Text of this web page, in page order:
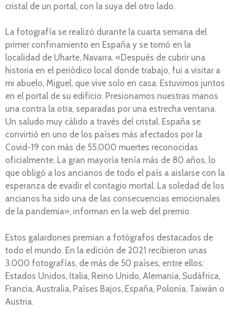
cristal de un portal, con la suya del otro lado.
La fotografía se realizó durante la cuarta semana del
primer confinamiento en España y se tomó en la
localidad de Uharte, Navarra. «Después de cubrir una
historia en el periódico local donde trabajo, fui a visitar a
mi abuelo, Miguel, que vive solo en casa. Estuvimos juntos
en el portal de su edificio. Presionamos nuestras manos
una contra la otra, separadas por una estrecha ventana.
Un saludo muy cálido a través del cristal. España se
convirtió en uno de los países más afectados por la
Covid-19 con más de 55.000 muertes reconocidas
oficialmente. La gran mayoría tenía más de 80 años, lo
que obligó a los ancianos de todo el país a aislarse con la
esperanza de evadir el contagio mortal. La soledad de los
ancianos ha sido una de las consecuencias emocionales
de la pandemia», informan en la web del premio.
Estos galardones premian a fotógrafos destacados de
todo el mundo. En la edición de 2021 recibieron unas
3.000 fotografías, de más de 50 países, entre ellos:
Estados Unidos, Italia, Reino Unido, Alemania, Sudáfrica,
Francia, Australia, Países Bajos, España, Polonia, Taiwán o
Austria.